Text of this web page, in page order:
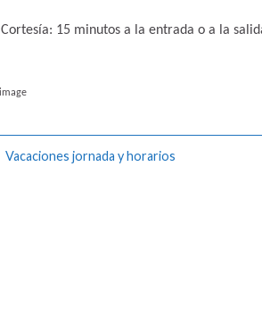
Cortesía: 15 minutos a la entrada o a la
Vacaciones jornada y horarios